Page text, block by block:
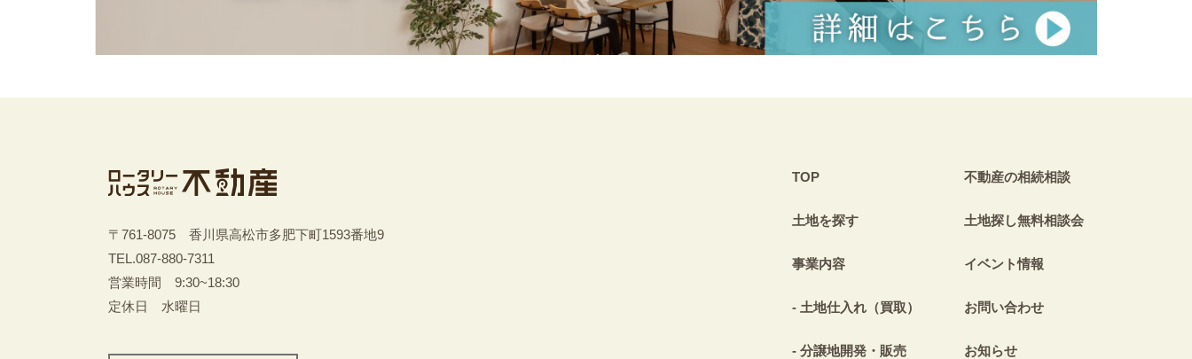
TOP
土地を探す
事業内容
土地仕入れ（買取）
分譲地開発・販売
不動産の相続相談
土地探し無料相談会
イベント情報
お問い合わせ
お知らせ
〒761-8075 香川県高松市多肥下町1593番地9
TEL.087-880-7311
営業時間 9:30~18:30
定休日 水曜日